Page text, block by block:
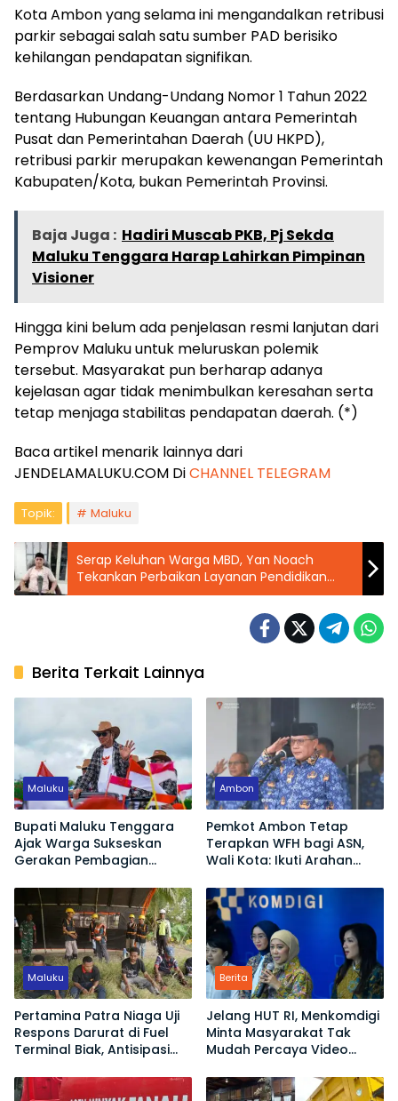
Kota Ambon yang selama ini mengandalkan retribusi
parkir sebagai salah satu sumber PAD berisiko
kehilangan pendapatan signifikan.
Berdasarkan Undang-Undang Nomor 1 Tahun 2022
tentang Hubungan Keuangan antara Pemerintah
Pusat dan Pemerintahan Daerah (UU HKPD),
retribusi parkir merupakan kewenangan Pemerintah
Kabupaten/Kota, bukan Pemerintah Provinsi.
Baja Juga : Hadiri Muscab PKB, Pj Sekda
Maluku Tenggara Harap Lahirkan Pimpinan
Visioner
Hingga kini belum ada penjelasan resmi lanjutan dari
Pemprov Maluku untuk meluruskan polemik
tersebut. Masyarakat pun berharap adanya
kejelasan agar tidak menimbulkan keresahan serta
tetap menjaga stabilitas pendapatan daerah. (*)
Baca artikel menarik lainnya dari
JENDELAMALUKU.COM DiCHANNEL TELEGRAM
Topik: Maluku
Serap Keluhan Warga MBD, Yan Noach
Tekankan Perbaikan Layanan Pendidikan
dan Kesehatan
Berita Terkait Lainnya
Maluku
Bupati Maluku Tenggara
Ajak Warga Sukseskan
Gerakan Pembagian
Ambon
Pemkot Ambon Tetap
Terapkan WFH bagi ASN,
Wali Kota: Ikuti Arahan
Maluku
Pertamina Patra Niaga Uji
Respons Darurat di Fuel
Terminal Biak, Antisipasi
Tumpahan BBM
Berita
Jelang HUT RI, Menkomdigi
Minta Masyarakat Tak
Mudah Percaya Video